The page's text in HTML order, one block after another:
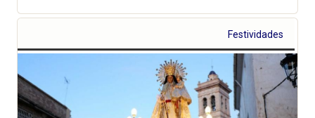
Festividades